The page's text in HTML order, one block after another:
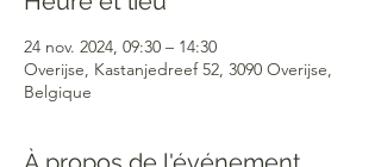
24 nov. 2024, 09:30 – 14:30
Overijse, Kastanjedreef 52, 3090 Overijse,
Belgique